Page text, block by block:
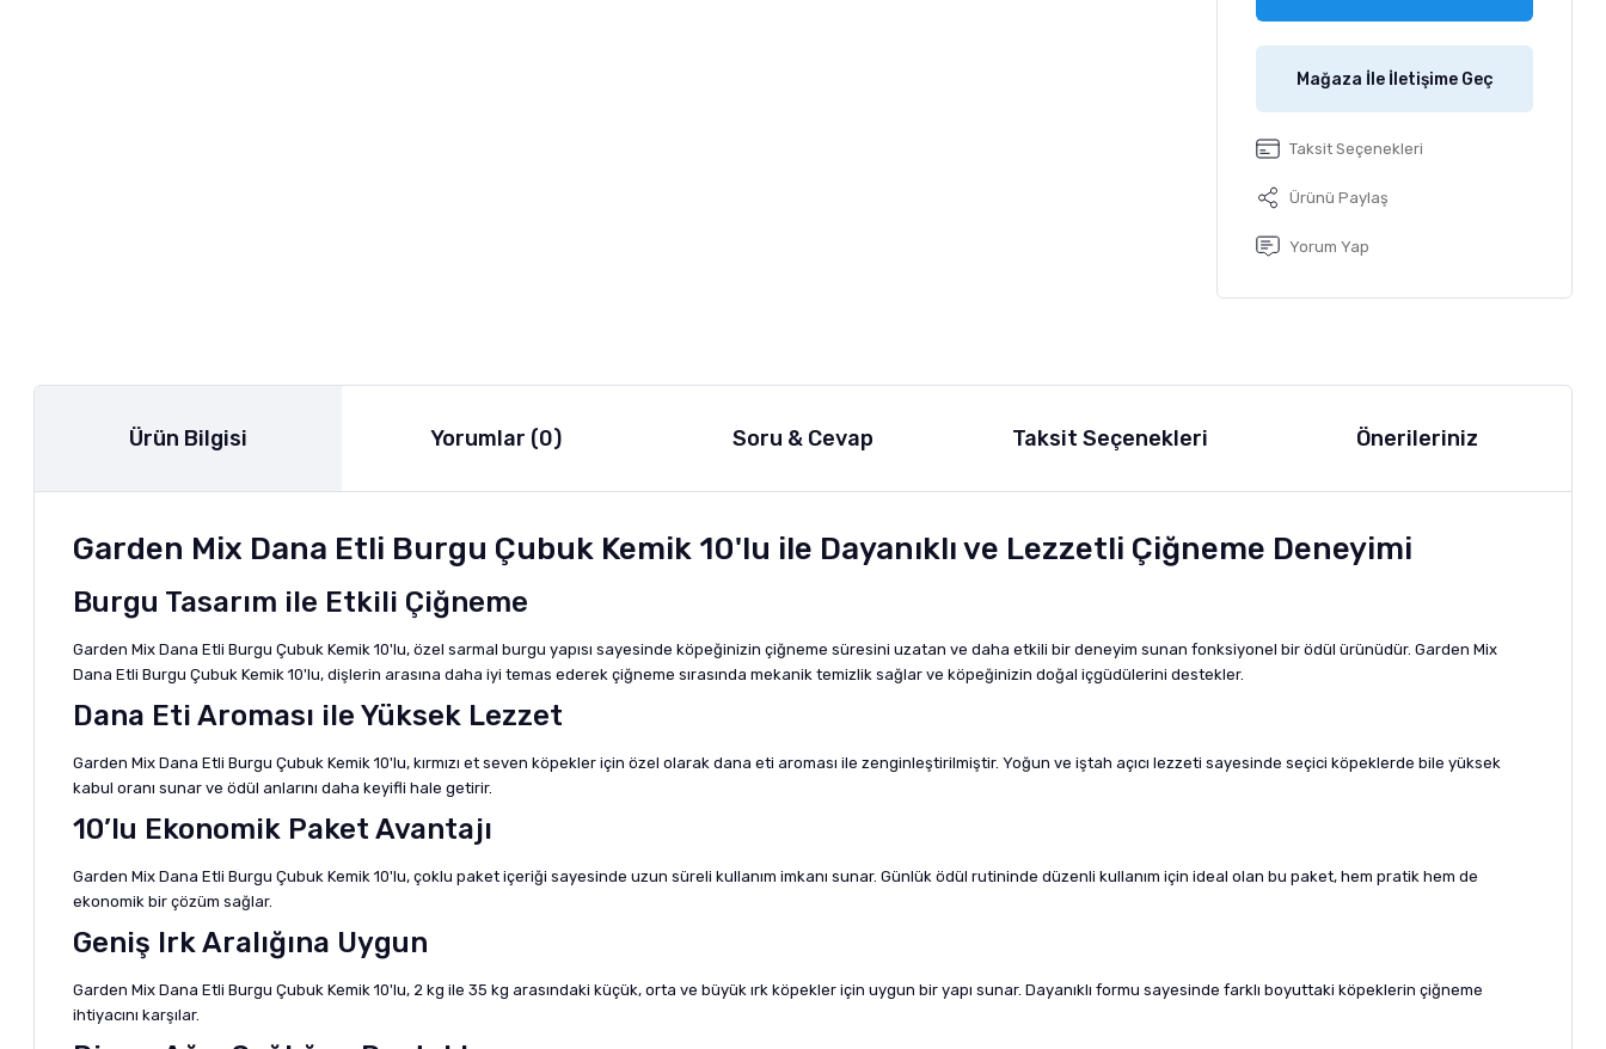
Mağaza İle İletişime Geç
Taksit Seçenekleri
Ürünü Paylaş
Yorum Yap
Ürün Bilgisi Yorumlar (0) Soru & Cevap Taksit Seçenekleri Önerileriniz
Garden Mix Dana Etli Burgu Çubuk Kemik 10'lu ile Dayanıklı ve Lezzetli Çiğneme Deneyimi
Burgu Tasarım ile Etkili Çiğneme
Garden Mix Dana Etli Burgu Çubuk Kemik 10'lu, özel sarmal burgu yapısı sayesinde köpeğinizin çiğneme süresini uzatan ve daha etkili bir deneyim sunan fonksiyonel bir ödül ürünüdür. Garden Mix
Dana Etli Burgu Çubuk Kemik 10'lu, dişlerin arasına daha iyi temas ederek çiğneme sırasında mekanik temizlik sağlar ve köpeğinizin doğal içgüdülerini destekler.
Dana Eti Aroması ile Yüksek Lezzet
Garden Mix Dana Etli Burgu Çubuk Kemik 10'lu, kırmızı et seven köpekler için özel olarak dana eti aroması ile zenginleştirilmiştir. Yoğun ve iştah açıcı lezzeti sayesinde seçici köpeklerde bile yüksek
kabul oranı sunar ve ödül anlarını daha keyifli hale getirir.
10’lu Ekonomik Paket Avantajı
Garden Mix Dana Etli Burgu Çubuk Kemik 10'lu, çoklu paket içeriği sayesinde uzun süreli kullanım imkanı sunar. Günlük ödül rutininde düzenli kullanım için ideal olan bu paket, hem pratik hem de
ekonomik bir çözüm sağlar.
Geniş Irk Aralığına Uygun
Garden Mix Dana Etli Burgu Çubuk Kemik 10'lu, 2 kg ile 35 kg arasındaki küçük, orta ve büyük ırk köpekler için uygun bir yapı sunar. Dayanıklı formu sayesinde farklı boyuttaki köpeklerin çiğneme
ihtiyacını karşılar.